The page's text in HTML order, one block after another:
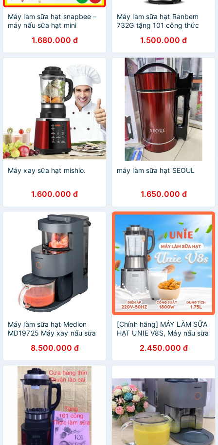
Máy làm sữa hạt snapbee –
máy nấu sữa hạt mini
1.680.000 đ
Máy làm sữa hạt Ranbem
732G tặng 101 công thức
1.500.000 đ
Máy xay sữa hạt mishio.
1.600.000 đ
máy làm sữa hạt SEOUL
1.650.000 đ
Máy làm sữa hạt Medion
MD19725 Máy xay nấu sữa
8.500.000 đ
[Chính hãng] MÁY LÀM SỮA
HẠT UNIE V8S, Máy nấu sữa
tháng. Xay nấu sữa hạt siêu
mịn
2.450.000 đ